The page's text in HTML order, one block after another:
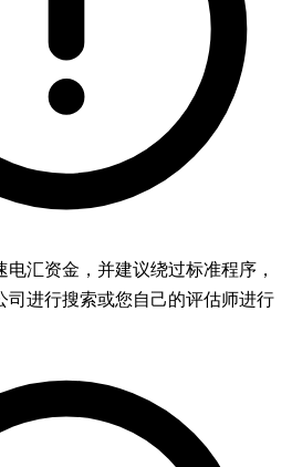
汇资金，并建议绕过标准程序，
司进行搜索或您自己的评估师进行